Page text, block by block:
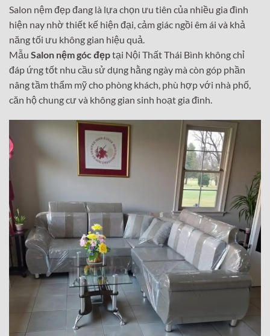
Salon nệm đẹp đang là lựa chọn ưu tiên của nhiều gia đình
hiện nay nhờ thiết kế hiện đại, cảm giác ngồi êm ái và khả
năng tối ưu không gian hiệu quả.
Mẫu Salon nệm góc đẹptại Nội Thất Thái Bình không chỉ
đáp ứng tốt nhu cầu sử dụng hằng ngày mà còn góp phần
nâng tầm thẩm mỹ cho phòng khách, phù hợp với nhà phố,
căn hộ chung cư và không gian sinh hoạt gia đình.